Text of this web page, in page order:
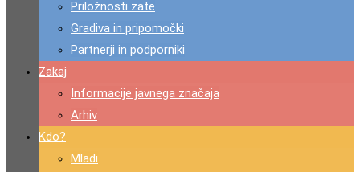
Priložnosti zate
Gradiva in pripomočki
Partnerji in podporniki
Zakaj
Informacije javnega značaja
Arhiv
Kdo?
Mladi